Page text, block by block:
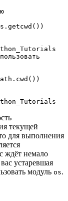
текущей
для выполнения
ждёт немало
устаревшая
модуль os.